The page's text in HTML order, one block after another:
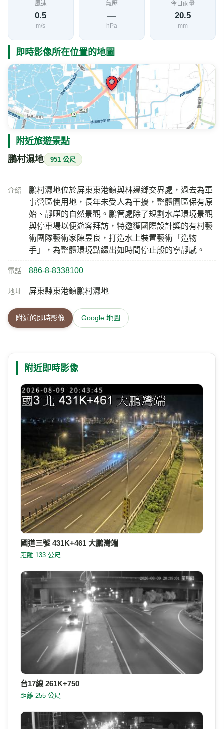
風速
0.5
m/s
氣壓
—
hPa
今日雨量
20.5
mm
即時影像所在位置的地圖
附近旅遊景點
鵬村濕地 951 公尺
介紹
鵬村濕地位於屏東東港鎮與林邊鄉交界處，過去為軍
事營區使用地，長年未受人為干擾，整體園區保有原
始、靜暱的自然景觀。鵬管處除了規劃水岸環境景觀
與停車場以便遊客拜訪，特邀獲國際設計獎的有村藝
術團隊藝術家陳昱良，打造水上裝置藝術「造物
手」，為整體環境點綴出如時間停止般的寧靜感。
電話 886-8-8338100
地址 屏東縣東港鎮鵬村濕地
附近的即時影像 Google 地圖
附近即時影像
國道三號 431K+461 大鵬灣端
距離 133 公尺
台17線 261K+750
距離 255 公尺